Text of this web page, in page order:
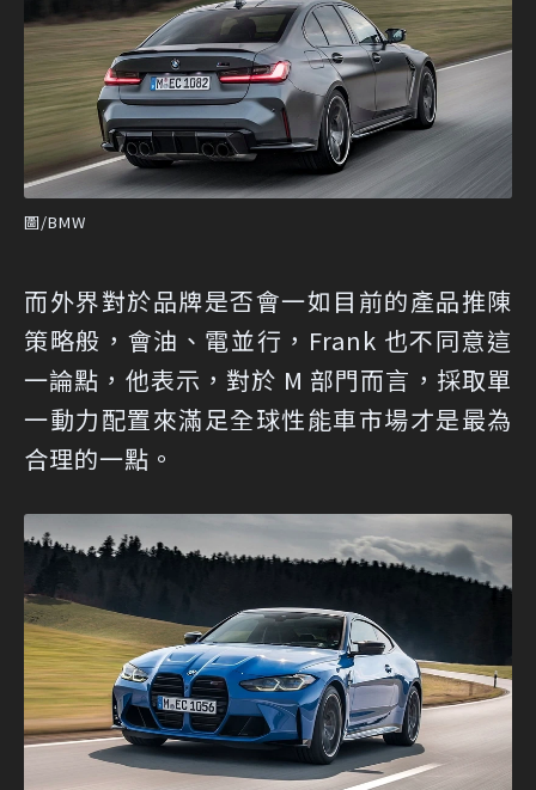
圖/BMW
而外界對於品牌是否會一如目前的產品推陳
策略般，會油、電並行，Frank 也不同意這
一論點，他表示，對於 M 部門而言，採取單
一動力配置來滿足全球性能車市場才是最為
合理的一點。